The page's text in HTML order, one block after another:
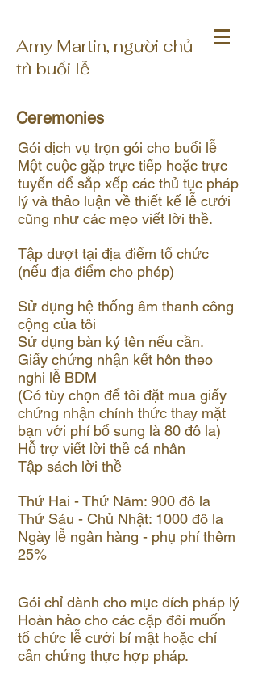
Amy Martin, người chủ
trì buổi lễ
Ceremonies
Gói dịch vụ trọn gói cho buổi lễ
Một cuộc gặp trực tiếp hoặc trực
tuyến để sắp xếp các thủ tục pháp
lý và thảo luận về thiết kế lễ cưới
cũng như các mẹo viết lời thề.
Tập dượt tại địa điểm tổ chức
(nếu địa điểm cho phép)
Sử dụng hệ thống âm thanh công
cộng của tôi
Sử dụng bàn ký tên nếu cần.
Giấy chứng nhận kết hôn theo
nghi lễ BDM
(Có tùy chọn để tôi đặt mua giấy
chứng nhận chính thức thay mặt
bạn với phí bổ sung là 80 đô la)
Hỗ trợ viết lời thề cá nhân
Tập sách lời thề
Thứ Hai - Thứ Năm: 900 đô la
Thứ Sáu - Chủ Nhật: 1000 đô la
Ngày lễ ngân hàng - phụ phí thêm
25%
Gói chỉ dành cho mục đích pháp lý
Hoàn hảo cho các cặp đôi muốn
tổ chức lễ cưới bí mật hoặc chỉ
cần chứng thực hợp pháp.